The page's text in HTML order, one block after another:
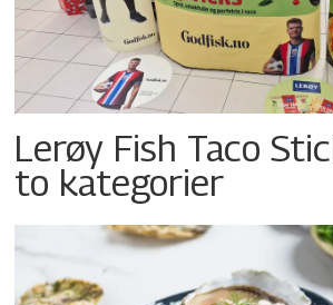
Lerøy Fish Taco
to kategorier